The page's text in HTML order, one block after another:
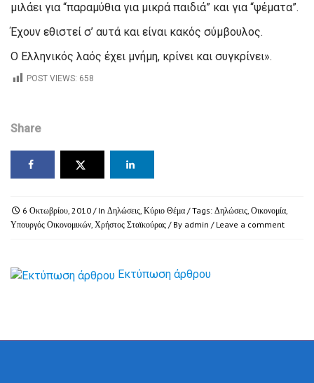
μιλάει για “παραμύθια για μικρά παιδιά” και για “ψέματα”.
Έχουν εθιστεί σ’ αυτά και είναι κακός σύμβουλος.
Ο Ελληνικός λαός έχει μνήμη, κρίνει και συγκρίνει».
POST VIEWS: 658
Share
6 Οκτωβρίου, 2010 / In Δηλώσεις, Κύριο Θέμα / Tags: Δηλώσεις, Οικονομία,
Υπουργός Οικονομικών, Χρήστος Σταϊκούρας / By admin / Leave a comment
Εκτύπωση άρθρου